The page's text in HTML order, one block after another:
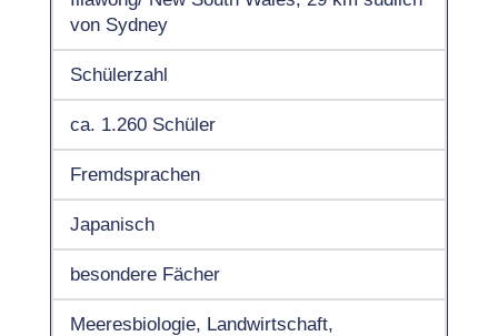
von Sydney
Schülerzahl
ca. 1.260 Schüler
Fremdsprachen
Japanisch
besondere Fächer
Meeresbiologie, Landwirtschaft,